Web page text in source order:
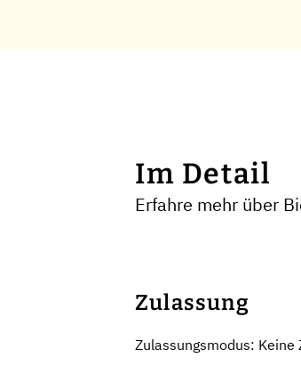
Im Detail
Erfahre mehr über
Zulassung
Zulassungsmodus: Keine